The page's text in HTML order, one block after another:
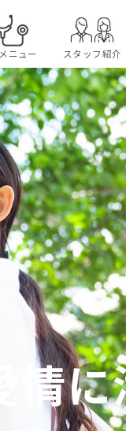
ニュー スタッフ紹介
情